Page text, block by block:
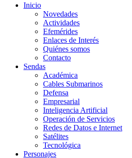
Inicio
Novedades
Actividades
Efemérides
Enlaces de Interés
Quiénes somos
Contacto
Sendas
Académica
Cables Submarinos
Defensa
Empresarial
Inteligencia Artificial
Operación de Servicios
Redes de Datos e Internet
Satélites
Tecnológica
Personajes